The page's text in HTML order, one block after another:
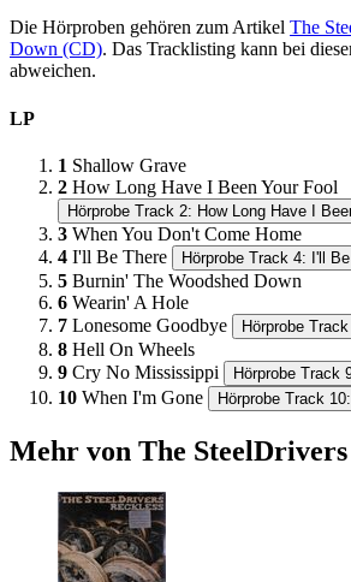
Die Hörproben gehören zum Artikel The
Down (CD). Das Tracklisting kann bei
abweichen.
LP
1 Shallow Grave
2 How Long Have I Been Your Fool
Hörprobe Track 2: How Long Have I
3 When You Don't Come Home
4 I'll Be There Hörprobe Track 4: I'll
5 Burnin' The Woodshed Down
6 Wearin' A Hole
7 Lonesome Goodbye Hörprobe
8 Hell On Wheels
9 Cry No Mississippi Hörprobe Track
10 When I'm Gone Hörprobe Track
Mehr von The SteelDrivers